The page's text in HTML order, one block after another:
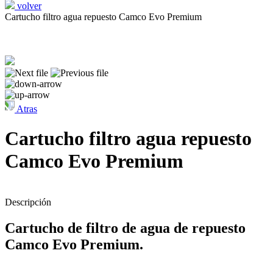
volver
Cartucho filtro agua repuesto Camco Evo Premium
Atras
Cartucho filtro agua repuesto
Camco Evo Premium
Descripción
Cartucho de filtro de agua de repuesto
Camco Evo Premium.